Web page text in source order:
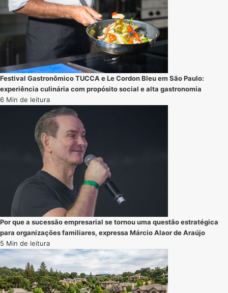
Festival Gastronômico TUCCA e Le Cordon Bleu em São Paulo:
experiência culinária com propósito social e alta gastronomia
6 Min de leitura
Por que a sucessão empresarial se tornou uma questão estratégica
para organizações familiares, expressa Márcio Alaor de Araújo
5 Min de leitura